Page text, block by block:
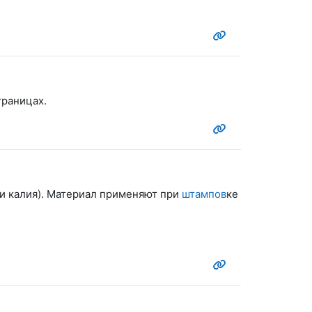
калия). Материал применяют при штамповке